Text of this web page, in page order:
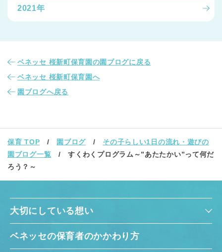
兵庫県 全域
2021年
ベネッセ 桜新町保育園の園ブログに戻る
ベネッセ 桜新町保育園へ
園ブログへ戻る
保育 TOP 園ブログ
その子らしい1日の流れ・遊びの
園ブログ一覧
すくわくプログラム～”あたたかい”って何だ
ろう？～
大切にしている想い
ベネッセの保育者のかかわり方